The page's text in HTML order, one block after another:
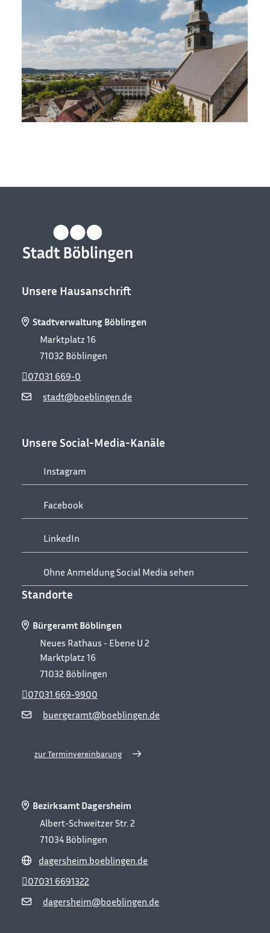
Unsere Hausanschrift
Stadtverwaltung Böblingen
Marktplatz 16
71032 Böblingen
stadt@boeblingen.de
07031 669-0
Unsere Social-Media-Kanäle
Instagram
Facebook
LinkedIn
Ohne Anmeldung Social Media sehen
Standorte
Bürgeramt Böblingen
Neues Rathaus - Ebene U 2
Marktplatz 16
71032 Böblingen
buergeramt@boeblingen.de
07031 669-9900
zur Terminvereinbarung
Bezirksamt Dagersheim
Albert-Schweitzer Str. 2
71034 Böblingen
dagersheim.boeblingen.de
dagersheim@boeblingen.de
07031 6691322